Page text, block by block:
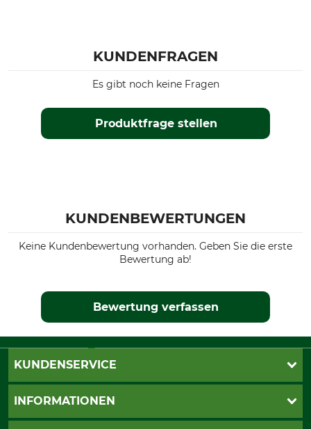
KUNDENFRAGEN
Produktfrage stellen
Es gibt noch keine Fragen
KUNDENBEWERTUNGEN
Keine Kundenbewertung vorhanden. Geben Sie die erste
Bewertung ab!
Bewertung verfassen
KUNDENSERVICE
Live-Shopping
INFORMATIONEN